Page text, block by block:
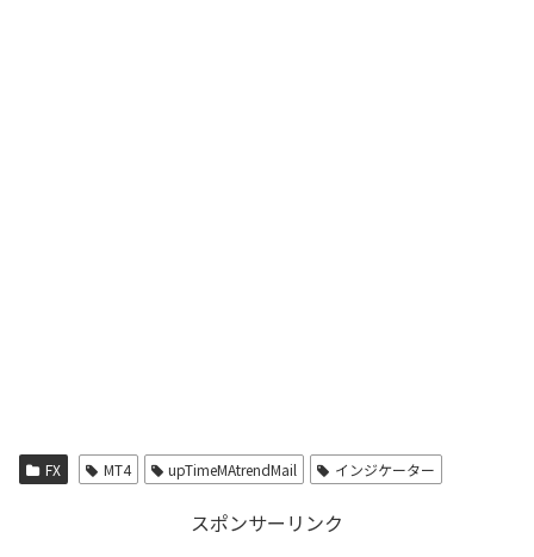
FX MT4 upTimeMAtrendMail インジケーター
スポンサーリンク